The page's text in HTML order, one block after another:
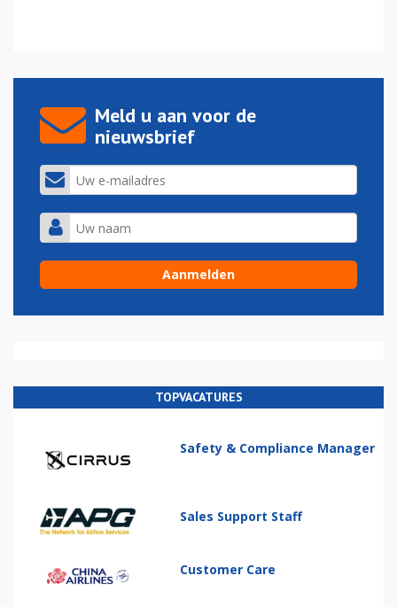
Meld u aan voor de
nieuwsbrief
TOPVACATURES
Safety & Compliance Manager
Sales Support Staff
Customer Care